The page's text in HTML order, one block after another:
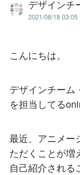
デザインチ
2021/08/18 03:05
こんにちは。
デザインチーム
を担当してる
最近、アニメー
ただくことが増
自己紹介される